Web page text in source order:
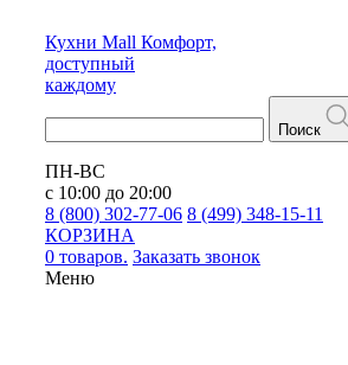
Кухни Mall Комфорт,
доступный
каждому
Поиск
ПН-ВС
с 10:00 до 20:00
8 (800) 302-77-06 8 (499) 348-15-11
КОРЗИНА
0 товаров. Заказать звонок
Меню